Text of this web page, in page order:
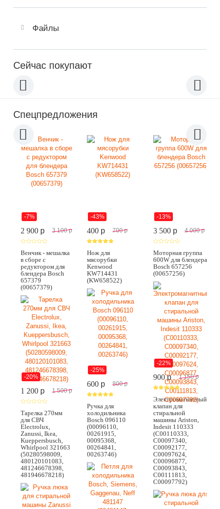
Файлы
Сейчас покупают
Спецпредложения
-7%
2 900 p 3 100 p
Венчик - мешалка
в сборе с
редуктором для
блендера Bosch
657379
(00657379)
-20%
1 200 p 1 500 p
Тарелка 270мм
для СВЧ
Electrolux,
Zanussi, Ikea,
Kueppersbusch,
Whirlpool 321663
(50280598009,
480120101083,
481246678398,
481946678218)
-43%
400 p 700 p
Нож для
мясорубки
Kenwood
KW714431
(KW658522)
-25%
600 p 800 p
Ручка для
холодильника
Bosch 096110
(00096110,
00261915,
00095368,
00264841,
00263746)
-13%
3 500 p 4 000 p
Моторная группа
600W для блендера
Bosch 657256
(00657256)
-22%
900p 1 150 p
Электромагнитный
клапан для
стиральной
машины Ariston,
Indesit 110333
(C00110333,
C00097340,
C00092177,
C00097624,
C00096877,
C00093843,
C00111813,
C00097792)